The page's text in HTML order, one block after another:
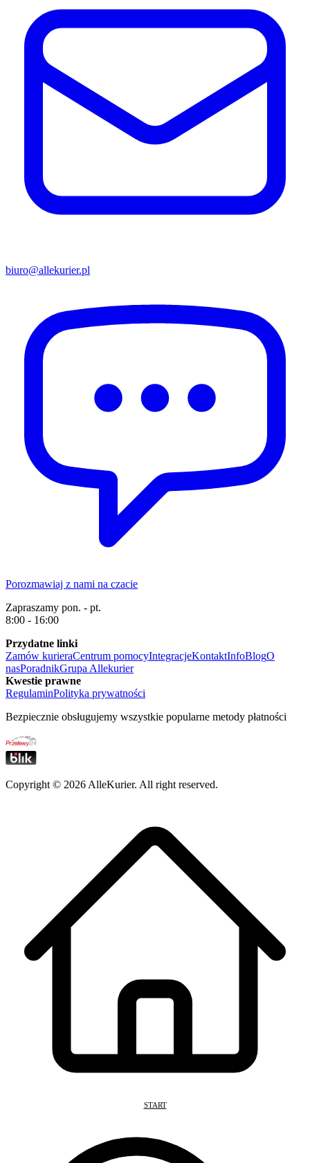
biuro@allekurier.pl
Porozmawiaj z nami na czacie
Zapraszamy pon. - pt.
8:00 - 16:00
Przydatne linki
Zamów kurieraCentrum pomocyIntegracjeKontaktInfoBlogO
nasPoradnikGrupa Allekurier
Kwestie prawne
RegulaminPolityka prywatności
Bezpiecznie obsługujemy wszystkie popularne metody płatności
Copyright © 2026 AlleKurier. All right reserved.
START